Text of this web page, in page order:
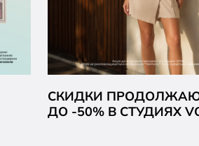
СКИДКИ
ДО -50% В СТУДИЯХ